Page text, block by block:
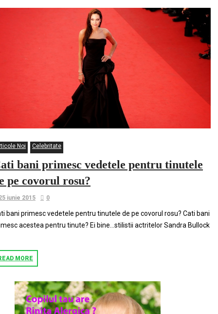
Noi Celebritate
bani primesc vedetele pentru tinutele
pe covorul rosu?
iunie 2015 0
bani primesc vedetele pentru tinutele de pe covorul rosu? Cati bani
acestea pentru tinute? Ei bine…stilistii actritelor Sandra Bullock
MORE